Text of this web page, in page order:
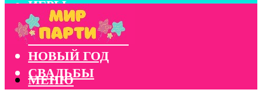
ИГРЫ
КОНКУРСЫ
КОРПОРАТИВЫ
НОВЫЙ ГОД
СВАДЬБЫ
МЕНЮ